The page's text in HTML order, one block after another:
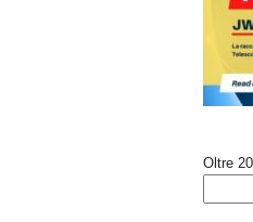
Oltre